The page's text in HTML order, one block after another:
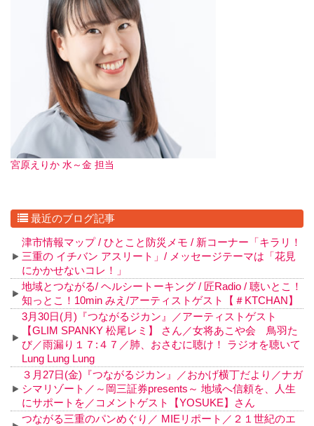
宮原えりか 水～金 担当
最近のブログ記事
津市情報マップ / ひとこと防災メモ / 新コーナー「キラリ！
三重の イチバン アスリート」/ メッセージテーマは「花見
にかかせないコレ！」
地域とつながる/ ヘルシートーキング / 匠Radio / 聴いとこ！
知っとこ！10min みえ/アーティストゲスト【＃KTCHAN】
3月30日(月)『つながるジカン』／アーティストゲスト
【GLIM SPANKY 松尾レミ】 さん／女将あこや会 鳥羽た
び／雨漏り１７:４７／肺、おさむに聴け！ ラジオを聴いて
Lung Lung Lung
３月27日(金)『つながるジカン』／おかげ横丁だより／ナガ
シマリゾート／～岡三証券presents～ 地域へ信頼を、人生
にサポートを／コメントゲスト【YOSUKE】さん
つながる三重のパンめぐり／ MIEリポート／２１世紀のエ